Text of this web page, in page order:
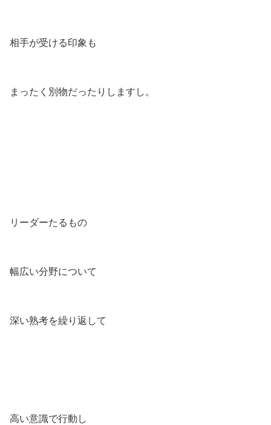
相手が受ける印象も
まったく別物だったりしますし。
リーダーたるもの
幅広い分野について
深い熟考を繰り返して
高い意識で行動し